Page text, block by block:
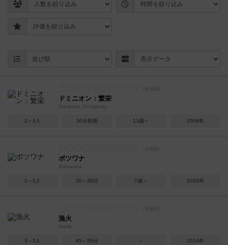
ドミニオン：繁栄
Dominion: Prosperity
2～4人 30分前後 13歳～ 2008年
ボツワナ
Botswana
2～5人 20～30分 7歳～ 2010年
漁火
Isaribi
3～5人 45～55分 － 2014年